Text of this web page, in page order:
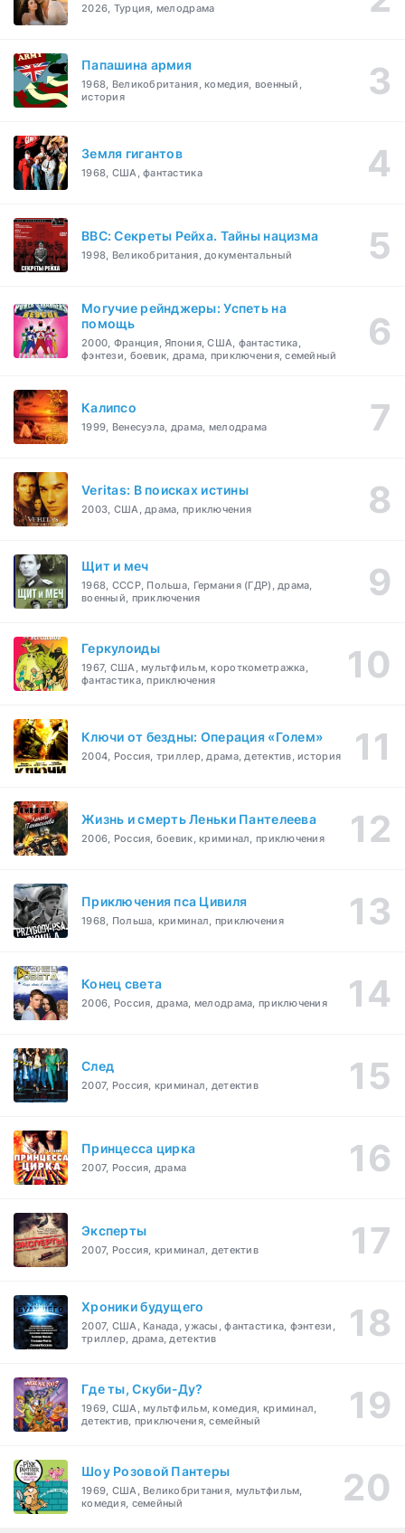
2026, Турция, мелодрама
Папашина армия
1968, Великобритания, комедия, военный,
история
Земля гигантов
1968, США, фантастика
BBC: Секреты Рейха. Тайны нацизма
1998, Великобритания, документальный
Могучие рейнджеры: Успеть на
помощь
2000, Франция, Япония, США, фантастика,
фэнтези, боевик, драма, приключения, семейный
Калипсо
1999, Венесуэла, драма, мелодрама
Veritas: В поисках истины
2003, США, драма, приключения
Щит и меч
1968, СССР, Польша, Германия (ГДР), драма,
военный, приключения
Геркулоиды
1967, США, мультфильм, короткометражка,
фантастика, приключения
Ключи от бездны: Операция «Голем»
2004, Россия, триллер, драма, детектив, история
Жизнь и смерть Леньки Пантелеева
2006, Россия, боевик, криминал, приключения
Приключения пса Цивиля
1968, Польша, криминал, приключения
Конец света
2006, Россия, драма, мелодрама, приключения
След
2007, Россия, криминал, детектив
Принцесса цирка
2007, Россия, драма
Эксперты
2007, Россия, криминал, детектив
Хроники будущего
2007, США, Канада, ужасы, фантастика, фэнтези,
триллер, драма, детектив
Где ты, Скуби-Ду?
1969, США, мультфильм, комедия, криминал,
детектив, приключения, семейный
Шоу Розовой Пантеры
1969, США, Великобритания, мультфильм,
комедия, семейный